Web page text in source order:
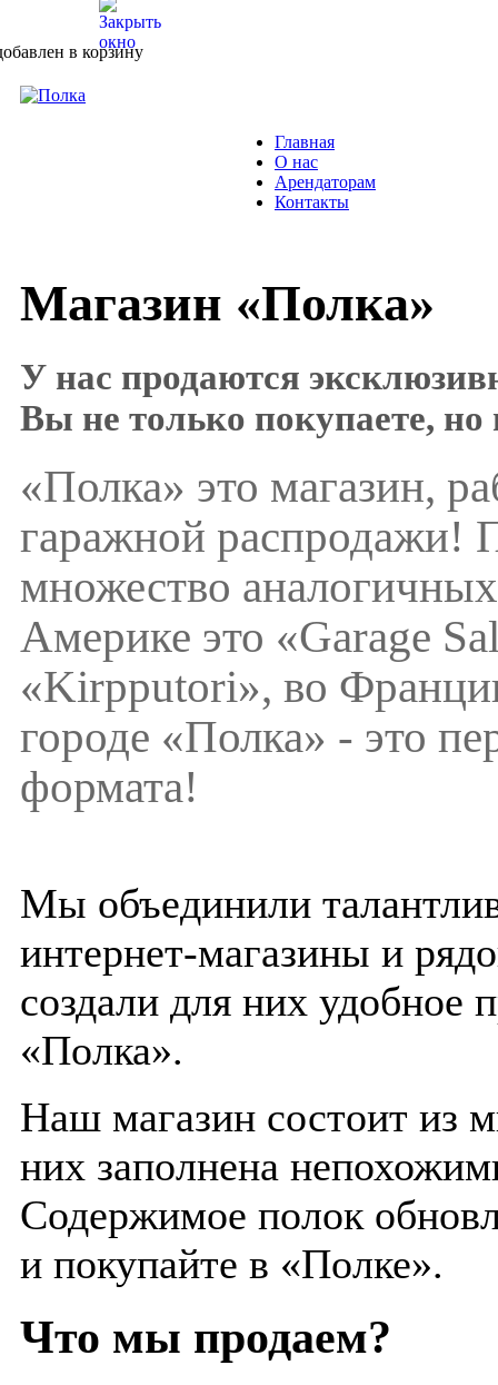
в корзину
Главная
О нас
Арендаторам
Контакты
Магазин «Полка»
У нас продаются
Вы не только покупаете, но
«Полка» это магазин,
гаражной распродажи!
множество
Америке это «Garage
«Kirpputоri», во
городе «Полка» - это
формата!
Мы объединили
интернет-магазины и
создали для них удобное
«Полка».
Наш магазин состоит из
них заполнена
Содержимое полок
и покупайте в «Полке».
Что мы продаем?